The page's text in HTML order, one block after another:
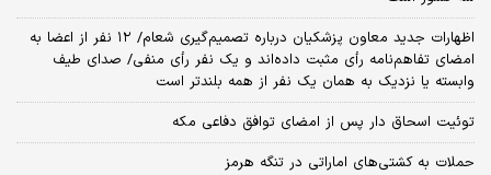
اظهارات جدید معاون پزشکیان درباره تصمیم‌گیری شعام/ ۱۲ نفر از اعضا به
امضای تفاهم‌نامه رأی مثبت داده‌اند و یک نفر رأی منفی/ صدای طیف
وابسته یا نزدیک به همان یک نفر از همه بلندتر است
توئیت اسحاق دار پس از امضای توافق دفاعی مکه
حملات به کشتی‌های اماراتی در تنگه هرمز